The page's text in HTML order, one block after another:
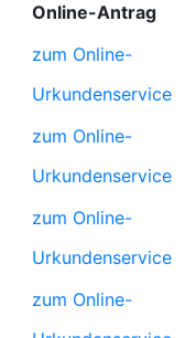
Online-Antrag
zum Online-
Urkundenservice
zum Online-
Urkundenservice
zum Online-
Urkundenservice
zum Online-